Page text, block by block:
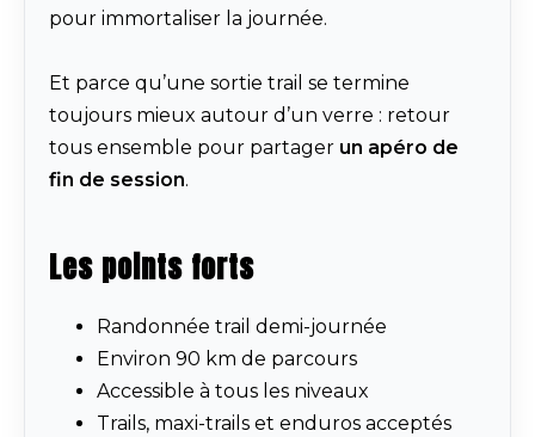
pour immortaliser la journée.
Et parce qu’une sortie trail se termine
toujours mieux autour d’un verre : retour
tous ensemble pour partager un apéro de
fin de session.
Les points forts
Randonnée trail demi-journée
Environ 90 km de parcours
Accessible à tous les niveaux
Trails, maxi-trails et enduros acceptés